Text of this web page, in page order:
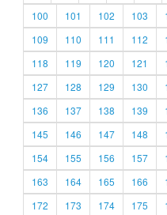
100
101 102 103
109
110 111 112
118
119 120 121
127
128 129 130
136
137 138 139
145
146 147 148
154
155 156 157
163
164 165 166
172
173 174 175